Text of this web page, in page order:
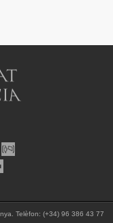
Telèfon: (+34) 96 386 43 77